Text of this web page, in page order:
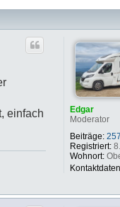
Edgar
Moderator
Beiträge:
Registriert:
Wohnort:
einfach